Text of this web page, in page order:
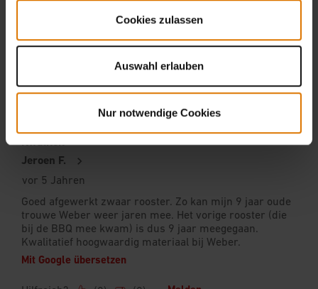
Cookies zulassen
Auswahl erlauben
Nur notwendige Cookies